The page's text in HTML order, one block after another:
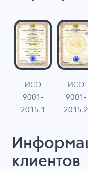
ИСО
9001-
2015.1
ИСО
9001-
2015.2
клиентов